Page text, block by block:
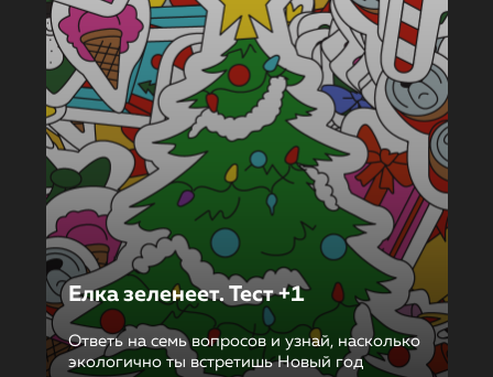
Елка зеленеет. Тест +1
Ответь на семь вопросов и узнай, насколько
экологично ты встретишь Новый год